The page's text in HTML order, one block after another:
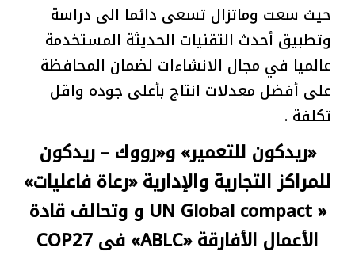
حيث سعت وماتزال تسعى دائما الى دراسة
وتطبيق أحدث التقنيات الحديثة المستخدمة
عالميا في مجال الانشاءات لضمان المحافظة
على أفضل معدلات انتاج بأعلى جوده واقل
تكلفة .
«ريدكون للتعمير» و«رووك – ريدكون
للمراكز التجارية والإدارية «رعاة فاعليات»
« UN Global compact و وتحالف قادة
الأعمال الأفارقة «ABLC» فى COP27